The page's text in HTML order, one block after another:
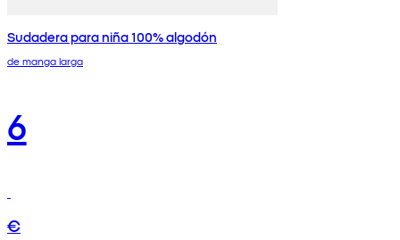
Sudadera para niña 100% algodón
de manga larga
6
€